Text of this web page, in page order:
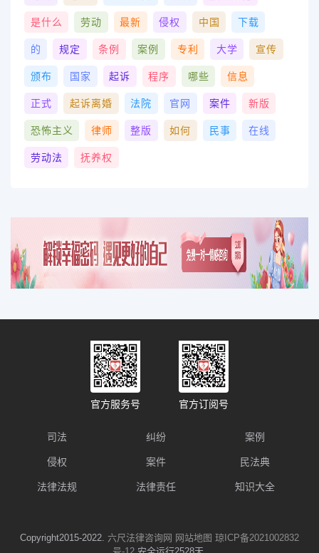
是什么 劳动 最新 侵权 中国 下载
的 规定 条例 案例 专利 大学 宣传
颁布 国家 起诉 程序 哪些 信息
正式 起诉离婚 法院 官网 案件 新版
恐怖主义 律师 整版 如何 民事 在线
劳动法 抚养权
官方服务号 官方订阅号
司法 纠纷 案例
侵权 案件 民法典
法律法规 法律责任 知识大全
Copyright2015-2022. 六尺法律咨询网 网站地图 琼ICP备2021002832